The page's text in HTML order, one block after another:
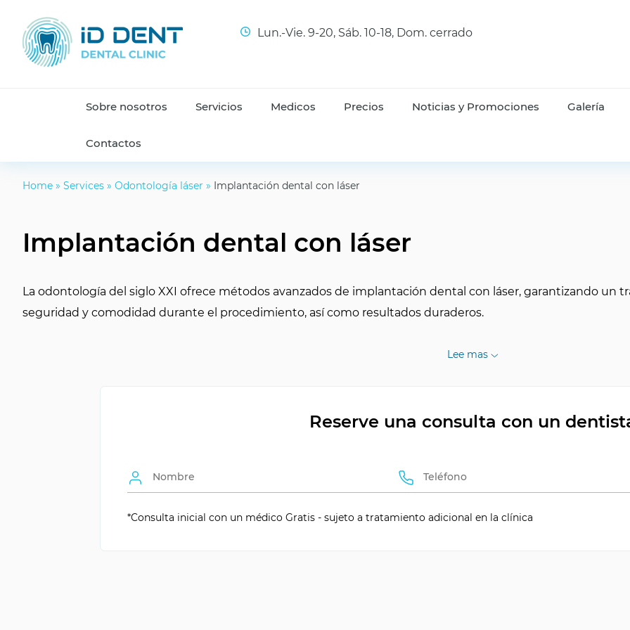
Lun.-Vie. 9-20, Sáb. 10-18, Dom. cerrado
Sobre nosotros Servicios Medicos Precios Noticias y Promociones Galería
Contactos
Home » Services » Odontología láser » Implantación dental con láser
Implantación dental con láser
La odontología del siglo XXI ofrece métodos avanzados de implantación dental con láser, garantizando
seguridad y comodidad durante el procedimiento, así como resultados duraderos.
Rehabilitación cicatrización rápida
Lee mas
Reserve una consulta con un
*Consulta inicial con un médico Gratis - sujeto a tratamiento adicional en la clínica